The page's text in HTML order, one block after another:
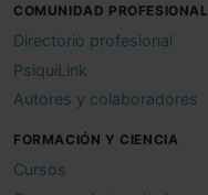
COMUNIDAD PROFESIONAL
Directorio profesional
PsiquiLink
Autores y colaboradores
FORMACIÓN Y CIENCIA
Cursos